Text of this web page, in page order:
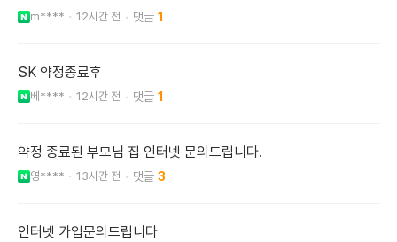
m**** 12시간 전 1
SK 약정종료후
베**** 12시간 전 1
약정 종료된 부모님 집 인터넷 문의드립니다.
영**** 13시간 전 3
인터넷 가입문의드립니다